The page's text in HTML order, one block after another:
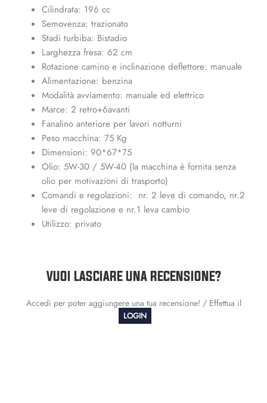
Cilindrata: 196 cc
Semovenza: trazionato
Stadi turbiba: Bistadio
Larghezza fresa: 62 cm
Rotazione camino e inclinazione deflettore: manuale
Alimentazione: benzina
Modalità avviamento: manuale ed elettrico
Marce: 2 retro+6avanti
Fanalino anteriore per lavori notturni
Peso macchina: 75 Kg
Dimensioni: 90*67*75
Olio: 5W-30 / 5W-40 (la macchina è fornita senza
olio per motivazioni di trasporto)
Comandi e regolazioni: nr. 2 leve di comando, nr.2
leve di regolazione e nr.1 leva cambio
Utilizzo: privato
VUOI LASCIARE UNA RECENSIONE?
Accedi per poter aggiungere una tua recensione! / Effettua il
LOGIN